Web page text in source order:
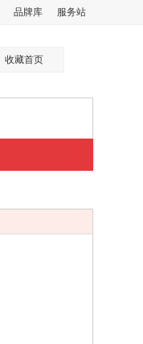
品牌库 服务站
收藏首页